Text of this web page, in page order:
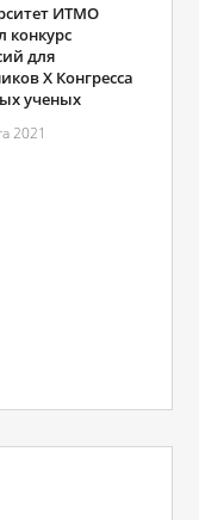
ИТМО
конкурс
для
X Конгресса
ученых
2021